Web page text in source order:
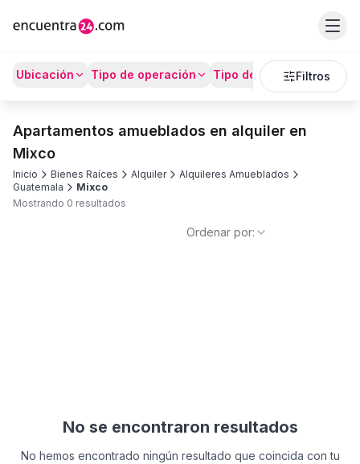
Ubicación Tipo de operación Tipo de Propiedad
Filtros
Apartamentos amueblados en alquiler en
Mixco
Inicio Bienes Raíces Alquiler
Alquileres Amueblados
Guatemala
Mixco
Mostrando 0 resultados
Ordenar por:
No se encontraron resultados
No hemos encontrado ningún resultado que coincida con tu